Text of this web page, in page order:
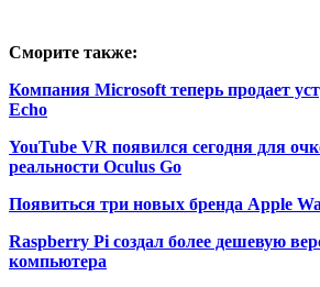
Сморите также:
Компания Microsoft теперь продает
Echo
YouTube VR появился сегодня для
реальности Oculus Go
Появиться три новых бренда Apple
Raspberry Pi создал более дешевую
компьютера